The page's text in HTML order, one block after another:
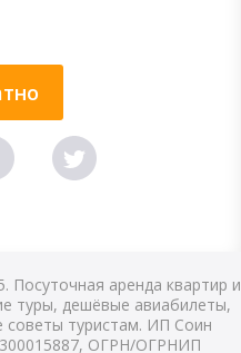
Посуточная аренда квартир и
туры, дешёвые авиабилеты,
советы туристам. ИП Соин
ОГРН/ОГРНИП